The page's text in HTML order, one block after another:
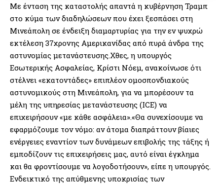
Με ένταση της καταστολής απαντά η κυβέρνηση Τραμπ
στο κύμα των διαδηλώσεων που έχει ξεσπάσει στη
Μινεάπολη σε ένδειξη διαμαρτυρίας για την εν ψυχρώ
εκτέλεση 37χρονης Αμερικανίδας από πυρά άνδρα της
αστυνομίας μετανάστευσης.Χθες, η υπουργός
Εσωτερικής Ασφαλείας, Κρίστι Νόεμ, ανακοίνωσε ότι
στέλνει «εκατοντάδες» επιπλέον ομοσπονδιακούς
αστυνομικούς στη Μινεάπολη, για να μπορέσουν τα
μέλη της υπηρεσίας μετανάστευσης (ICE) να
επιχειρήσουν «με κάθε ασφάλεια».«Θα συνεχίσουμε να
εφαρμόζουμε τον νόμο: αν άτομα διαπράττουν βίαιες
ενέργειες εναντίον των δυνάμεων επιβολής της τάξης ή
εμποδίζουν τις επιχειρήσεις μας, αυτό είναι έγκλημα
και θα φροντίσουμε να λογοδοτήσουν», είπε η υπουργός.
Ενδεικτικό της απύθμενης υποκρισίας των